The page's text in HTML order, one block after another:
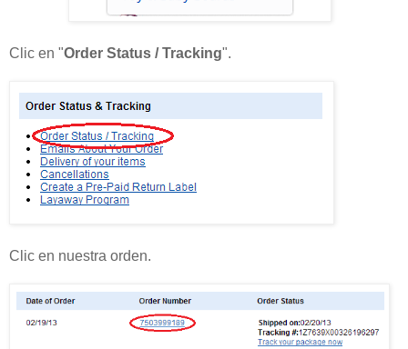
Clic en "Order Status / Tracking".
Clic en nuestra orden.